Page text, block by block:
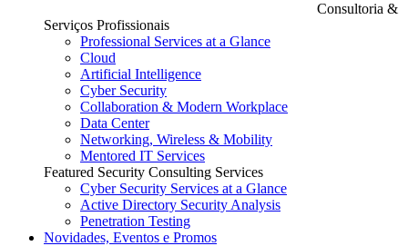
Consultoria &
Serviços Profissionais
Professional Services at a Glance
Cloud
Artificial Intelligence
Cyber Security
Collaboration & Modern Workplace
Data Center
Networking, Wireless & Mobility
Mentored IT Services
Featured Security Consulting Services
Cyber Security Services at a Glance
Active Directory Security Analysis
Penetration Testing
Novidades, Eventos e Promos